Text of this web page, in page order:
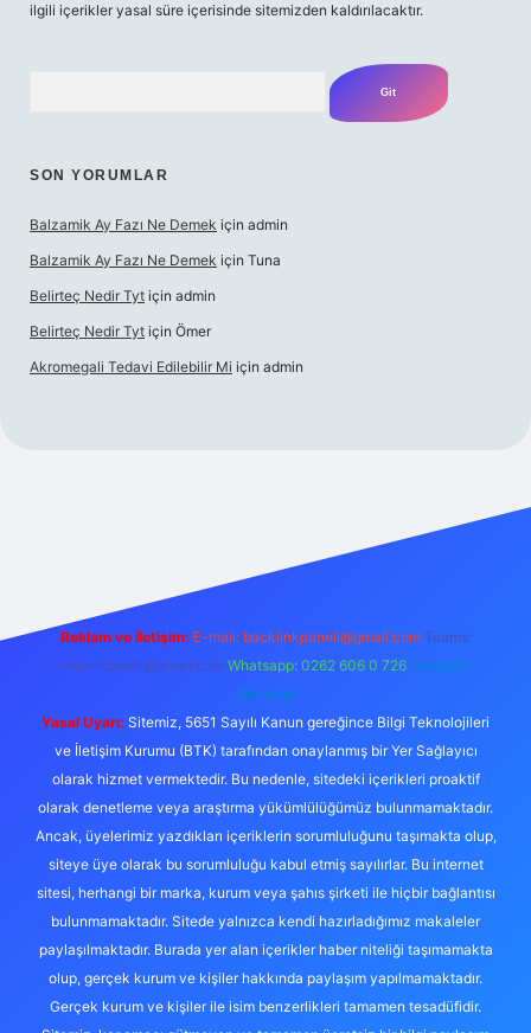
ilgili içerikler yasal süre içerisinde sitemizden kaldırılacaktır.
SON YORUMLAR
Balzamik Ay Fazı Ne Demek için admin
Balzamik Ay Fazı Ne Demek için Tuna
Belirteç Nedir Tyt için admin
Belirteç Nedir Tyt için Ömer
Akromegali Tedavi Edilebilir Mi için admin
Reklam ve İletişim: E-mail: backlinkpaneli@gmail.com Teams:
forumhizmeti@gmail.com Whatsapp: 0262 606 0 726 Telegram:
@karabul
Yasal Uyarı: Sitemiz, 5651 Sayılı Kanun gereğince Bilgi Teknolojileri
ve İletişim Kurumu (BTK) tarafından onaylanmış bir Yer Sağlayıcı
olarak hizmet vermektedir. Bu nedenle, sitedeki içerikleri proaktif
olarak denetleme veya araştırma yükümlülüğümüz bulunmamaktadır.
Ancak, üyelerimiz yazdıkları içeriklerin sorumluluğunu taşımakta olup,
siteye üye olarak bu sorumluluğu kabul etmiş sayılırlar. Bu internet
sitesi, herhangi bir marka, kurum veya şahıs şirketi ile hiçbir bağlantısı
bulunmamaktadır. Sitede yalnızca kendi hazırladığımız makaleler
paylaşılmaktadır. Burada yer alan içerikler haber niteliği taşımamakta
olup, gerçek kurum ve kişiler hakkında paylaşım yapılmamaktadır.
Gerçek kurum ve kişiler ile isim benzerlikleri tamamen tesadüfidir.